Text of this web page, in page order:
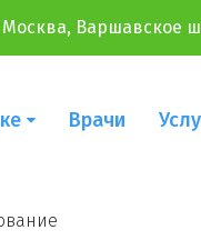
Москва, Варшавское
Врачи